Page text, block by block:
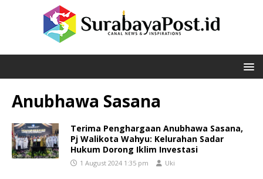
Anubhawa Sasana
Terima Penghargaan Anubhawa Sasana,
Pj Walikota Wahyu: Kelurahan Sadar
Hukum Dorong Iklim Investasi
1 August 2024 1:35 pm Uki